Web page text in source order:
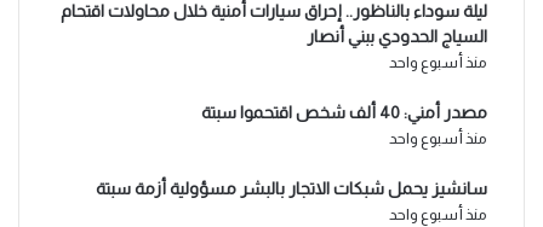
ليلة سوداء بالناظور.. إحراق سيارات أمنية خلال محاولات اقتحام
السياج الحدودي ببني أنصار
منذ أسبوع واحد
مصدر أمني: 40 ألف شخص اقتحموا سبتة
منذ أسبوع واحد
سانشيز يحمل شبكات الاتجار بالبشر مسؤولية أزمة سبتة
منذ أسبوع واحد